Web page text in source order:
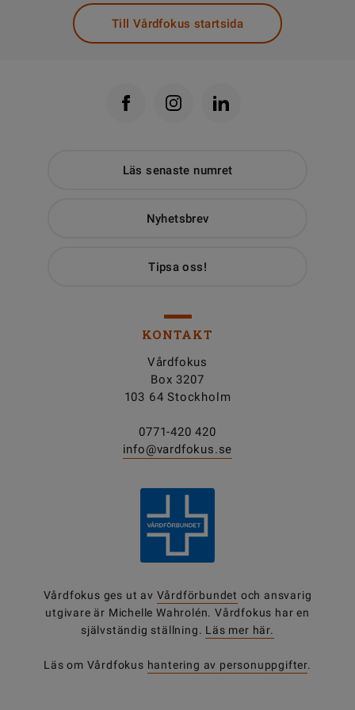
Till Vårdfokus startsida
Läs senaste numret
Nyhetsbrev
Tipsa oss!
KONTAKT
Vårdfokus
Box 3207
103 64 Stockholm
0771-420 420
info@vardfokus.se
Vårdfokus ges ut av Vårdförbundet och ansvarig
utgivare är Michelle Wahrolén. Vårdfokus har en
självständig ställning. Läs mer här.
Läs om Vårdfokus hantering av personuppgifter.